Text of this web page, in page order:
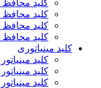
کلید
کلید
کلید
کلید محافظ
کلید مینیاتوری
کلید
کلید
کلید